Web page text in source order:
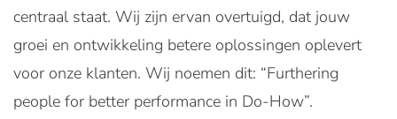
centraal staat. Wij zijn ervan overtuigd, dat jouw
groei en ontwikkeling betere oplossingen oplevert
voor onze klanten. Wij noemen dit: “Furthering
people for better performance in Do-How”.